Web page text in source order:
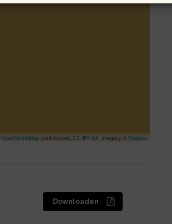
OpenStreetMapcontributors, CC-BY-SA , Imagery © Mapbox
Downloaden